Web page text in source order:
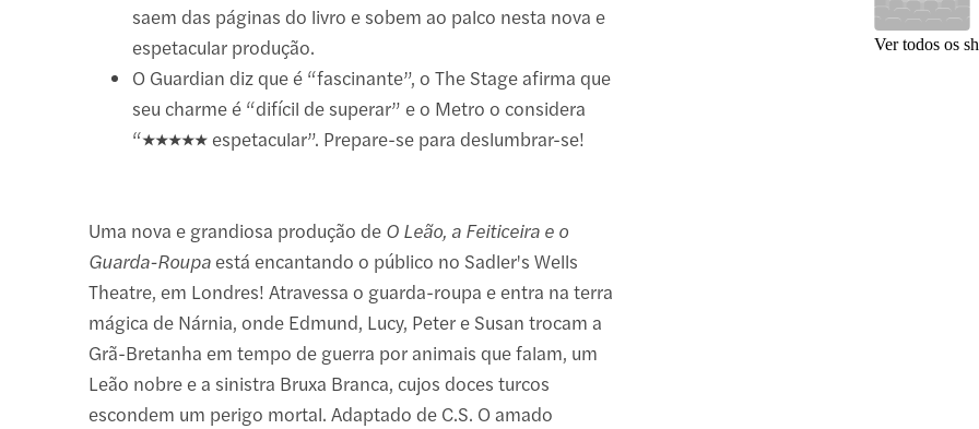
Ver todos os
saem das páginas do livro e sobem ao palco nesta nova e
espetacular produção.
O Guardian diz que é “fascinante”, o The Stage afirma que
seu charme é “difícil de superar” e o Metro o considera
“★★★★★ espetacular”. Prepare-se para deslumbrar-se!
Uma nova e grandiosa produção de O Leão, a Feiticeira e o
Guarda-Roupa está encantando o público no Sadler's Wells
Theatre, em Londres! Atravessa o guarda-roupa e entra na terra
mágica de Nárnia, onde Edmund, Lucy, Peter e Susan trocam a
Grã-Bretanha em tempo de guerra por animais que falam, um
Leão nobre e a sinistra Bruxa Branca, cujos doces turcos
escondem um perigo mortal. Adaptado de C.S. O amado